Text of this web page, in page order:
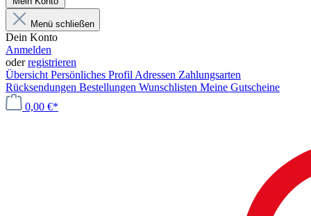
Menü schließen
Dein Konto
Anmelden
oderregistrieren
Übersicht Persönliches Profil Adressen Zahlungsarten
Rücksendungen Bestellungen Wunschlisten Meine Gutscheine
0,00 €*